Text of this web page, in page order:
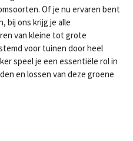
Of je nu ervaren bent
bij ons krijg je alle
van kleine tot grote
voor tuinen door heel
speel je een essentiële rol in
en lossen van deze groene